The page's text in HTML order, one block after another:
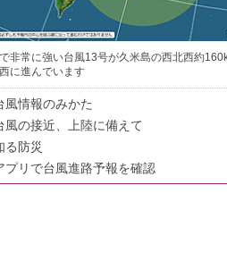
非常に強い台風13号が久米島の西北西約
に進んでいます
風情報のみかた
風の接近、上陸に備えて
る防災
プリで台風進路予報を確認